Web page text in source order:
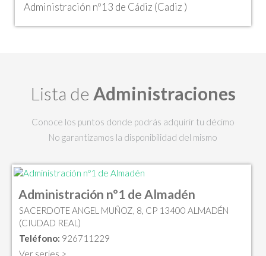
Administración nº13 de Cádiz (Cadiz )
Lista de Administraciones
Conoce los puntos donde podrás adquirir tu décimo
No garantizamos la disponibilidad del mismo
Administración nº1 de Almadén
SACERDOTE ANGEL MUÑOZ, 8, CP 13400 ALMADÉN
(CIUDAD REAL)
Teléfono: 926711229
Ver series >